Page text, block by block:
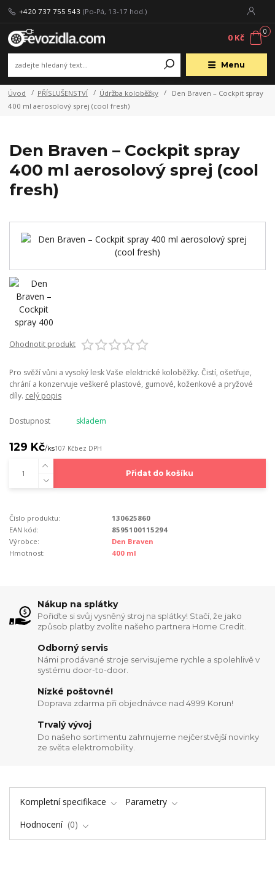
Menu
+420 737 755 543 (Po-Pá, 13-17 hod.)
0
0 Kč
Úvod PŘÍSLUŠENSTVÍ Údržba koloběžky
Den Braven – Cockpit spray
400 ml aerosolový sprej (cool fresh)
Den Braven – Cockpit spray
400 ml aerosolový sprej (cool
fresh)
Ohodnotit produkt
Pro svěží vůni a vysoký lesk Vaše elektrické koloběžky. Čistí, ošetřuje,
chrání a konzervuje veškeré plastové, gumové, koženkové a pryžové
díly. celý popis
Dostupnost skladem
129 Kč/ks107 Kčbez DPH
Přidat do košíku
Číslo produktu:
130625860
EAN kód:
8595100115294
Výrobce:
Den Braven
Hmotnost:
400 ml
Nákup na splátky
Pořiďte si svůj vysněný stroj na splátky! Stačí, že jako
způsob platby zvolíte našeho partnera Home Credit.
Odborný servis
Námi prodávané stroje servisujeme rychle a spolehlivě v
systému door-to-door.
Nízké poštovné!
Doprava zdarma při objednávce nad 4999 Korun!
Trvalý vývoj
Do našeho sortimentu zahrnujeme nejčerstvější novinky
ze světa elektromobility.
Kompletní specifikace
Parametry
Hodnocení
0